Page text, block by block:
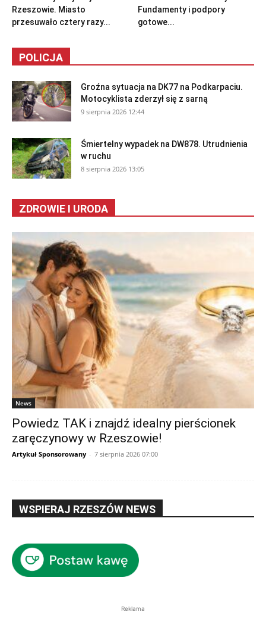
Rzeszowie. Miasto
przesuwało cztery razy...
Fundamenty i podpory
gotowe...
POLICJA
Groźna sytuacja na DK77 na Podkarpaciu.
Motocyklista zderzył się z sarną
9 sierpnia 2026 12:44
Śmiertelny wypadek na DW878. Utrudnienia
w ruchu
8 sierpnia 2026 13:05
ZDROWIE I URODA
News
Powiedz TAK i znajdź idealny pierścionek
zaręczynowy w Rzeszowie!
Artykuł Sponsorowany - 7 sierpnia 2026 07:00
WSPIERAJ RZESZÓW NEWS
Reklama